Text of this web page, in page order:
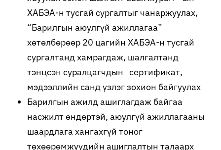
ХАБЭА-н тусгай сургалтыг чанаржуулах,
“Барилгын аюулгүй ажиллагаа”
хөтөлбөрөөр 20 цагийн ХАБЭА-н тусгай
сургалтанд хамрагдаж, шалгалтанд
тэнцсэн суралцагчдын сертификат,
мэдээллийн санд үзлэг зохион байгуулах
Барилгын ажилд ашиглагдаж байгаа
насжилт өндөртэй, аюулгүй ажиллагааны
шаардлага хангахгүй тоног
төхөөрөмжүүдийн ашиглалтын талаарх